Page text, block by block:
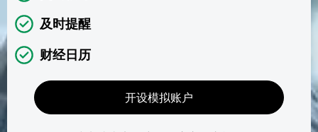
及时提醒
财经日历